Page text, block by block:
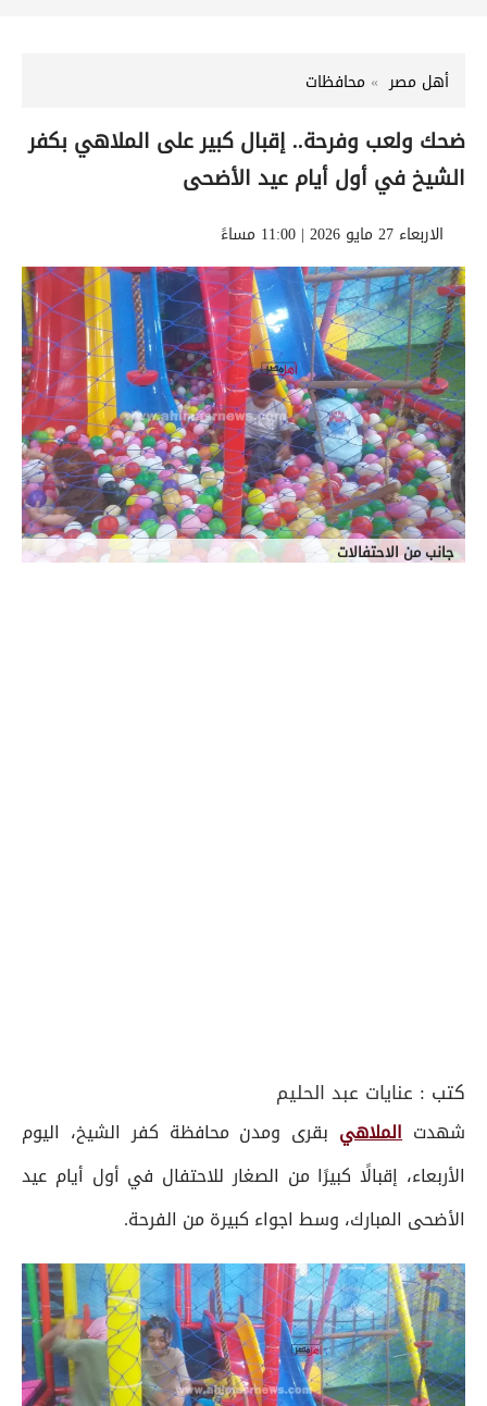
أهل مصر محافظات
ضحك ولعب وفرحة.. إقبال كبير على الملاهي بكفر
الشيخ في أول أيام عيد الأضحى
الاربعاء 27 مايو 2026 | 11:00 مساءً
جانب من الاحتفالات
كتب : عنايات عبد الحليم
شهدتالملاهي بقرى ومدن محافظة كفر الشيخ، اليوم
الأربعاء، إقبالًا كبيرًا من الصغار للاحتفال في أول أيام عيد
الأضحى المبارك، وسط اجواء كبيرة من الفرحة.